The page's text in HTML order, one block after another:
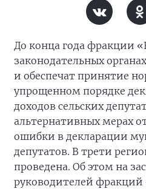
До конца года фракции
законодательных
и обеспечат принятие
упрощенном порядке
доходов сельских
альтернативных мерах
ошибки в декларации
депутатов. В трети
проведена. Об этом на
руководителей